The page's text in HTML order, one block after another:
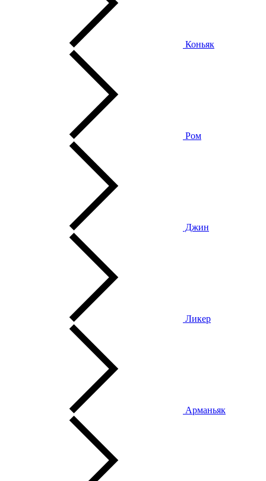
Коньяк
Ром
Джин
Ликер
Арманьяк